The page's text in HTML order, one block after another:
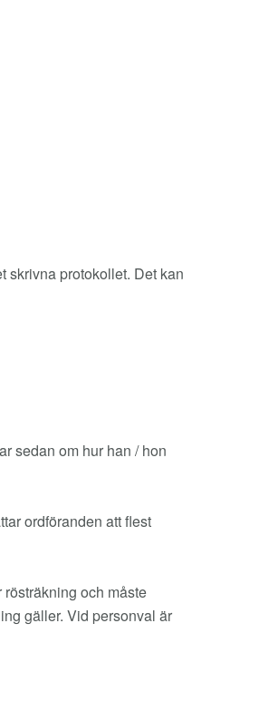
skrivna protokollet. Det kan
sedan om hur han / hon
ordföranden att flest
och måste
gäller. Vid personval är